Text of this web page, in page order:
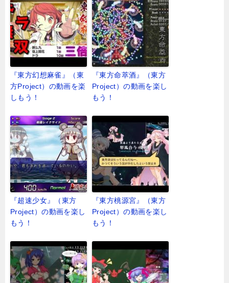
『東方幻想麻雀』（東
方Project）の動画を楽
しもう！
『東方命萃酒』（東方
Project）の動画を楽し
もう！
『超速少女』（東方
Project）の動画を楽し
もう！
『東方桃源宮』（東方
Project）の動画を楽し
もう！